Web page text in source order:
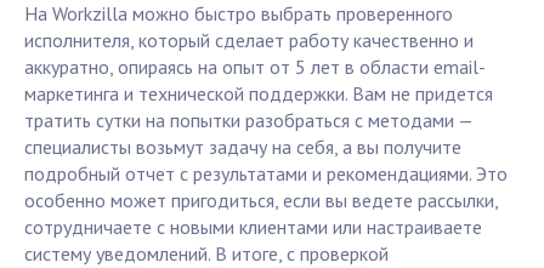
На Workzilla можно быстро выбрать проверенного
исполнителя, который сделает работу качественно и
аккуратно, опираясь на опыт от 5 лет в области email-
маркетинга и технической поддержки. Вам не придется
тратить сутки на попытки разобраться с методами —
специалисты возьмут задачу на себя, а вы получите
подробный отчет с результатами и рекомендациями. Это
особенно может пригодиться, если вы ведете рассылки,
сотрудничаете с новыми клиентами или настраиваете
систему уведомлений. В итоге, с проверкой